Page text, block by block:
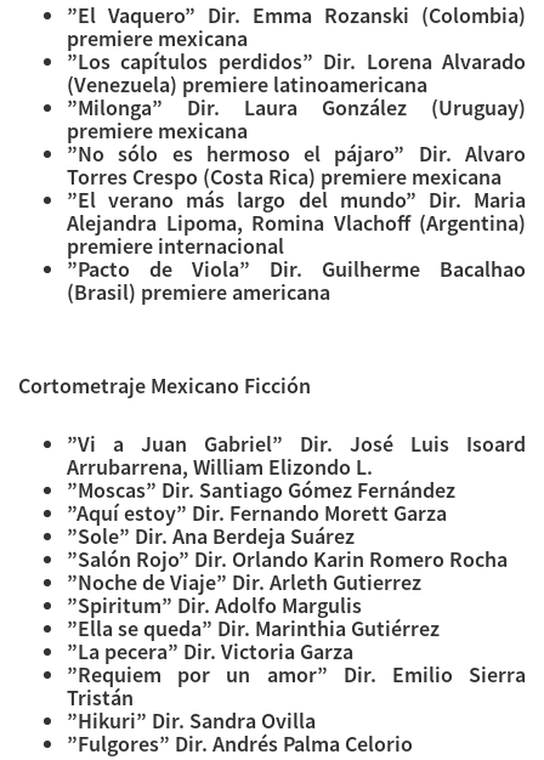
”El Vaquero” Dir. Emma Rozanski (Colombia)
premiere mexicana
”Los capítulos perdidos” Dir. Lorena Alvarado
(Venezuela) premiere latinoamericana
”Milonga” Dir. Laura González (Uruguay)
premiere mexicana
”No sólo es hermoso el pájaro” Dir. Alvaro
Torres Crespo (Costa Rica) premiere mexicana
”El verano más largo del mundo” Dir. Maria
Alejandra Lipoma, Romina Vlachoff (Argentina)
premiere internacional
”Pacto de Viola” Dir. Guilherme Bacalhao
(Brasil) premiere americana
Cortometraje Mexicano Ficción
”Vi a Juan Gabriel” Dir. José Luis Isoard
Arrubarrena, William Elizondo L.
”Moscas” Dir. Santiago Gómez Fernández
”Aquí estoy” Dir. Fernando Morett Garza
”Sole” Dir. Ana Berdeja Suárez
”Salón Rojo” Dir. Orlando Karin Romero Rocha
”Noche de Viaje” Dir. Arleth Gutierrez
”Spiritum” Dir. Adolfo Margulis
”Ella se queda” Dir. Marinthia Gutiérrez
”La pecera” Dir. Victoria Garza
”Requiem por un amor” Dir. Emilio Sierra
Tristán
”Hikuri” Dir. Sandra Ovilla
”Fulgores” Dir. Andrés Palma Celorio